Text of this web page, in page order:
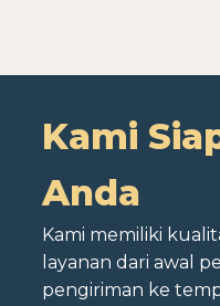
Kami
Anda
Kami memiliki
layanan dari awal
pengiriman ke